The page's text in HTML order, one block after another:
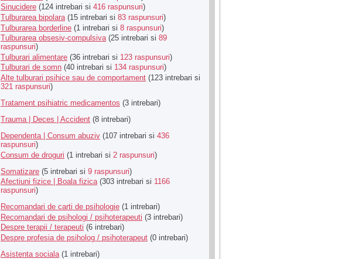
Sinucidere (124 intrebari si 416 raspunsuri)
Tulburarea bipolara(15 intrebari si 83 raspunsuri)
Tulburarea borderline (1 intrebari si 8 raspunsuri)
Tulburarea obsesiv-compulsiva(25 intrebari si 89
raspunsuri)
Tulburari alimentare (36 intrebari si 123 raspunsuri)
Tulburari de somn (40 intrebari si 134 raspunsuri)
Alte tulburari psihice sau de comportament (123 intrebari si
321 raspunsuri)
Tratament psihiatric medicamentos (3 intrebari)
Trauma | Deces | Accident (8 intrebari)
Dependenta | Consum abuziv (107 intrebari si 436
raspunsuri)
Consum de droguri (1 intrebari si 2 raspunsuri)
Somatizare (5 intrebari si 9 raspunsuri)
Afectiuni fizice | Boala fizica(303 intrebari si 1166
raspunsuri)
Recomandari de carti de psihologie (1 intrebari)
Recomandari de psihologi / psihoterapeuti (3 intrebari)
Despre terapii / terapeuti (6 intrebari)
Despre profesia de psiholog / psihoterapeut (0 intrebari)
Asistenta sociala (1 intrebari)